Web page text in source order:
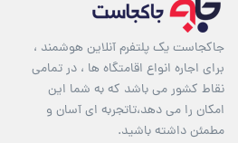
جاکجاست یک پلتفرم آنلاین هوشمند ،
برای اجاره انواع اقامتگاه ها ، در تمامی
نقاط کشور می باشد که به شما این
امکان را می دهد،تاتجربه ای آسان و
مطمئن داشته باشید.